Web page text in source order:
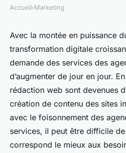
Comment choisir
rédaction web ?
admin•26 mars 2024• 3 min de
Accueil›Marketing
Avec la montée en puissance
transformation digitale
demande des services des
d’augmenter de jour en jour.
rédaction web sont devenues
création de contenu des sites
avec le foisonnement des
services, il peut être difficile
correspond le mieux aux